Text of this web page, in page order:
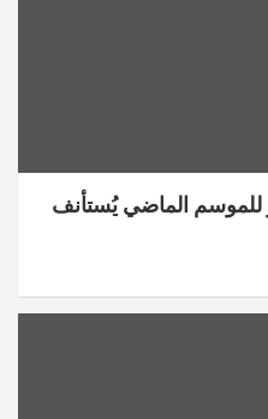
للموسم الماضي يُستأنف